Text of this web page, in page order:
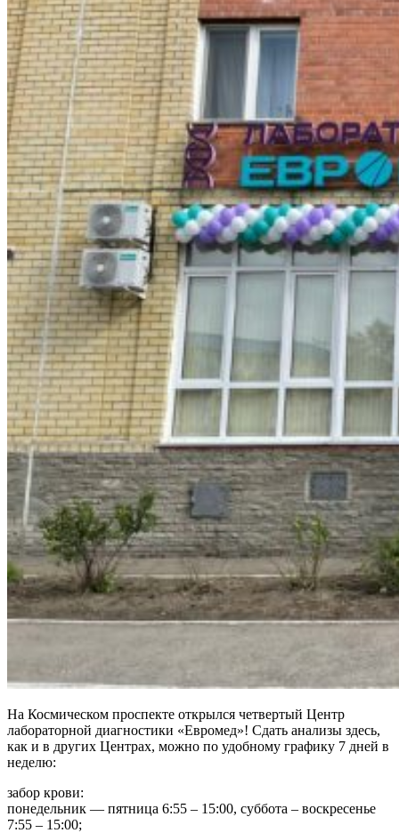
На Космическом проспекте открылся четвертый Центр
лабораторной диагностики «Евромед»! Сдать анализы здесь,
как и в других Центрах, можно по удобному графику 7 дней в
неделю:
забор крови:
понедельник — пятница 6:55 – 15:00, суббота – воскресенье
7:55 – 15:00;